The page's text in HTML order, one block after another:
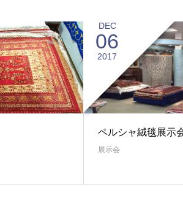
DEC
06
2017
ペルシャ絨毯展
展示会